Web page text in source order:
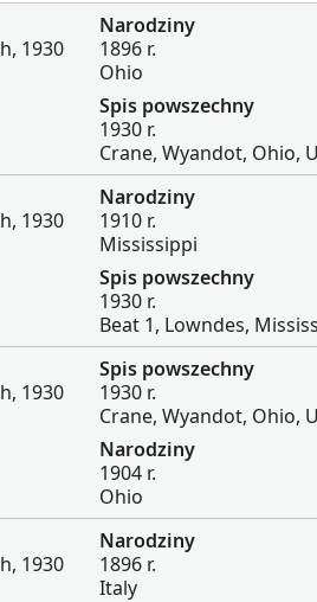
1930
Narodziny
1896 r.
Ohio
Spis powszechny
1930 r.
Crane, Wyandot, Ohio,
1930
Narodziny
1910 r.
Mississippi
Spis powszechny
1930 r.
Beat 1, Lowndes,
1930
Spis powszechny
1930 r.
Crane, Wyandot, Ohio,
Narodziny
1904 r.
Ohio
1930
Narodziny
1896 r.
Italy